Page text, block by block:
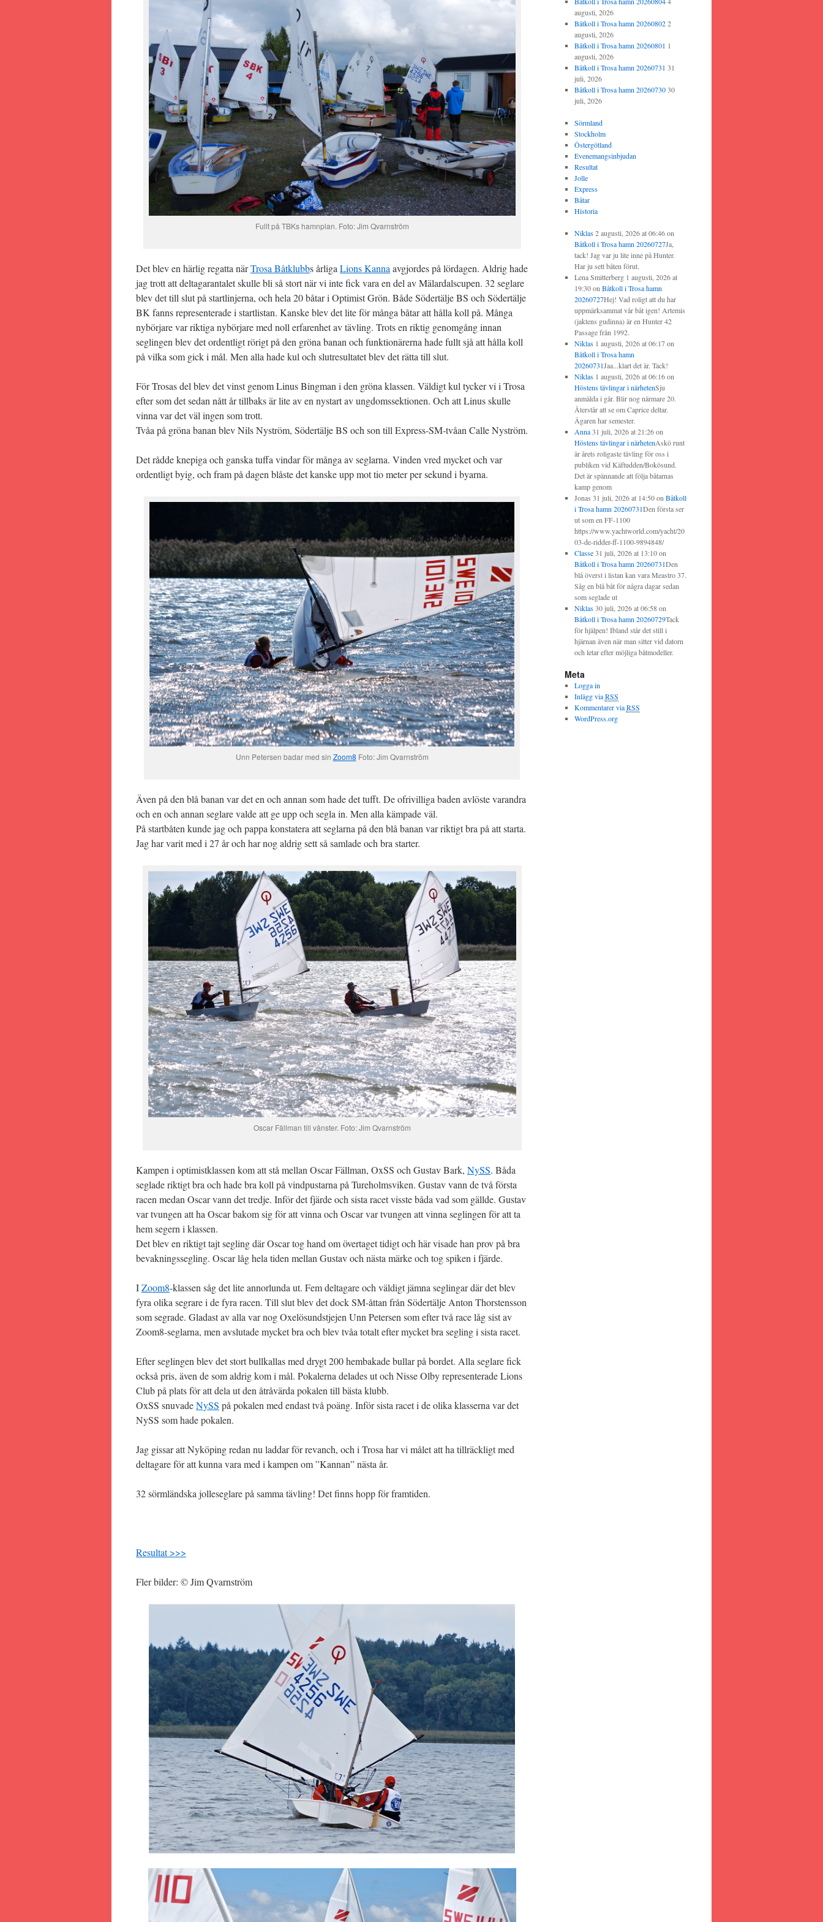
Fullt på TBKs hamnplan. Foto: Jim Qvarnström
Det blev en härlig regatta närTrosa Båtklubbs årliga Lions Kanna avgjordes på lördagen. Aldrig hade
jag trott att deltagarantalet skulle bli så stort när vi inte fick vara en del av Mälardalscupen. 32 seglare
blev det till slut på startlinjerna, och hela 20 båtar i Optimist Grön. Både Södertälje BS och Södertälje
BK fanns representerade i startlistan. Kanske blev det lite för många båtar att hålla koll på. Många
nybörjare var riktiga nybörjare med noll erfarenhet av tävling. Trots en riktig genomgång innan
seglingen blev det ordentligt rörigt på den gröna banan och funktionärerna hade fullt sjå att hålla koll
på vilka som gick i mål. Men alla hade kul och slutresultatet blev det rätta till slut.
För Trosas del blev det vinst genom Linus Bingman i den gröna klassen. Väldigt kul tycker vi i Trosa
efter som det sedan nått år tillbaks är lite av en nystart av ungdomssektionen. Och att Linus skulle
vinna var det väl ingen som trott.
Tvåa på gröna banan blev Nils Nyström, Södertälje BS och son till Express-SM-tvåan Calle Nyström.
Det rådde knepiga och ganska tuffa vindar för många av seglarna. Vinden vred mycket och var
ordentligt byig, och fram på dagen blåste det kanske upp mot tio meter per sekund i byarna.
Unn Petersen badar med sin Zoom8 Foto: Jim Qvarnström
Även på den blå banan var det en och annan som hade det tufft. De ofrivilliga baden avlöste varandra
och en och annan seglare valde att ge upp och segla in. Men alla kämpade väl.
På startbåten kunde jag och pappa konstatera att seglarna på den blå banan var riktigt bra på att starta.
Jag har varit med i 27 år och har nog aldrig sett så samlade och bra starter.
Oscar Fällman till vänster. Foto: Jim Qvarnström
Kampen i optimistklassen kom att stå mellan Oscar Fällman, OxSS och Gustav Bark, NySS. Båda
seglade riktigt bra och hade bra koll på vindpustarna på Tureholmsviken. Gustav vann de två första
racen medan Oscar vann det tredje. Inför det fjärde och sista racet visste båda vad som gällde. Gustav
var tvungen att ha Oscar bakom sig för att vinna och Oscar var tvungen att vinna seglingen för att ta
hem segern i klassen.
Det blev en riktigt tajt segling där Oscar tog hand om övertaget tidigt och här visade han prov på bra
bevakningssegling. Oscar låg hela tiden mellan Gustav och nästa märke och tog spiken i fjärde.
IZoom8-klassen såg det lite annorlunda ut. Fem deltagare och väldigt jämna seglingar där det blev
fyra olika segrare i de fyra racen. Till slut blev det dock SM-åttan från Södertälje Anton Thorstensson
som segrade. Gladast av alla var nog Oxelösundstjejen Unn Petersen som efter två race låg sist av
Zoom8-seglarna, men avslutade mycket bra och blev tvåa totalt efter mycket bra segling i sista racet.
Efter seglingen blev det stort bullkallas med drygt 200 hembakade bullar på bordet. Alla seglare fick
också pris, även de som aldrig kom i mål. Pokalerna delades ut och Nisse Olby representerade Lions
Club på plats för att dela ut den åtråvärda pokalen till bästa klubb.
OxSS snuvadeNySS på pokalen med endast två poäng. Inför sista racet i de olika klasserna var det
NySS som hade pokalen.
Jag gissar att Nyköping redan nu laddar för revanch, och i Trosa har vi målet att ha tillräckligt med
deltagare för att kunna vara med i kampen om ”Kannan” nästa år.
32 sörmländska jolleseglare på samma tävling! Det finns hopp för framtiden.
Resultat >>>
Fler bilder: © Jim Qvarnström
augusti, 2026
Båtkoll i Trosa hamn 20260802 2
augusti, 2026
Båtkoll i Trosa hamn 20260801 1
augusti, 2026
Båtkoll i Trosa hamn 20260731 31
juli, 2026
Båtkoll i Trosa hamn 20260730 30
juli, 2026
Sörmland
Stockholm
Östergötland
Evenemangsinbjudan
Resultat
Jolle
Express
Båtar
Historia
Niklas2 augusti, 2026 at 06:46on
Båtkoll i Trosa hamn 20260727Ja,
tack! Jag var ju lite inne på Hunter.
Har ju sett båten förut.
Lena Smitterberg1 augusti, 2026 at
19:30on Båtkoll i Trosa hamn
20260727Hej! Vad roligt att du har
uppmärksammat vår båt igen! Artemis
(jaktens gudinna) är en Hunter 42
Passage från 1992.
Niklas1 augusti, 2026 at 06:17on
Båtkoll i Trosa hamn
20260731Jaa...klart det är. Tack!
Niklas1 augusti, 2026 at 06:16on
Höstens tävlingar i närhetenSju
anmälda i går. Blir nog närmare 20.
Återstår att se om Caprice deltar.
Ägaren har semester.
Anna31 juli, 2026 at 21:26on
Höstens tävlingar i närhetenAskö runt
är årets roligaste tävling för oss i
publiken vid Käftudden/Bokösund.
Det är spännande att följa båtarnas
kamp genom
Jonas 31 juli, 2026 at 14:50on Båtkoll
i Trosa hamn 20260731Den första ser
ut som en FF-1100
https://www.yachtworld.com/yacht/20
03-de-ridder-ff-1100-9894848/
Classe31 juli, 2026 at 13:10on
Båtkoll i Trosa hamn 20260731Den
blå överst i listan kan vara Meastro 37.
Såg en blå båt för några dagar sedan
som seglade ut
Niklas30 juli, 2026 at 06:58on
Båtkoll i Trosa hamn 20260729Tack
för hjälpen! Ibland står det still i
hjärnan även när man sitter vid datorn
och letar efter möjliga båtmodeller.
Meta
Logga in
Inlägg viaRSS
Kommentarer viaRSS
WordPress.org